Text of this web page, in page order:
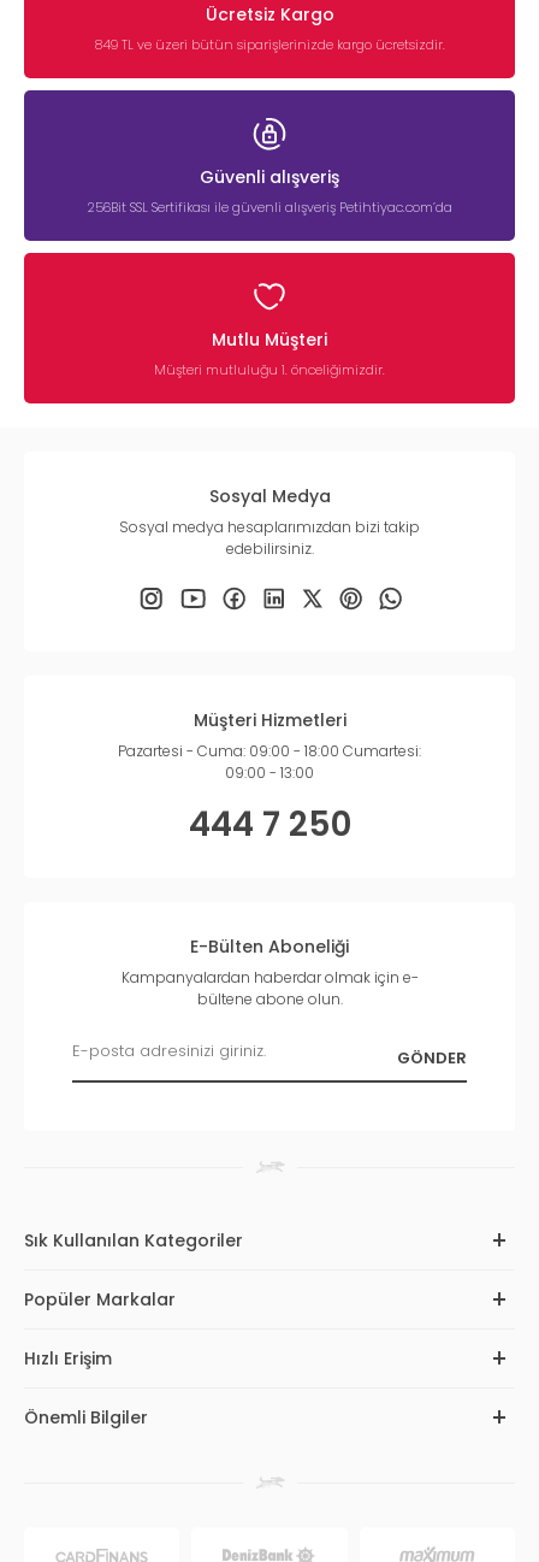
Ücretsiz Kargo
849 TL ve üzeri bütün siparişlerinizde kargo ücretsizdir.
Güvenli alışveriş
256Bit SSL Sertifikası ile güvenli alışveriş Petihtiyac.com’da
Mutlu Müşteri
Müşteri mutluluğu 1. önceliğimizdir.
Sosyal Medya
Sosyal medya hesaplarımızdan bizi takip
edebilirsiniz.
Müşteri Hizmetleri
Pazartesi - Cuma: 09:00 - 18:00 Cumartesi:
09:00 - 13:00
444 7 250
E-Bülten Aboneliği
Kampanyalardan haberdar olmak için e-
bültene abone olun.
Sık Kullanılan Kategoriler
Popüler Markalar
Hızlı Erişim
Önemli Bilgiler